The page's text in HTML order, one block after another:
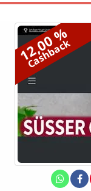
12,00 %
Cashback